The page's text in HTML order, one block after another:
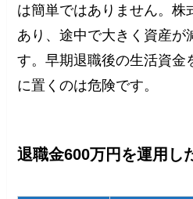
は簡単ではありません。株
あり、途中で大きく資産が
す。早期退職後の生活資金
に置くのは危険です。
退職金600万円を運用し